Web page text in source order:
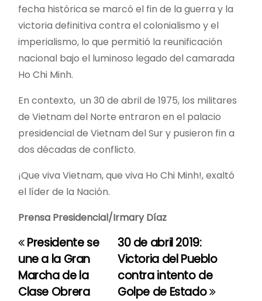
fecha histórica se marcó el fin de la guerra y la
victoria definitiva contra el colonialismo y el
imperialismo, lo que permitió la reunificación
nacional bajo el luminoso legado del camarada
Ho Chi Minh.
En contexto, un 30 de abril de 1975, los militares
de Vietnam del Norte entraron en el palacio
presidencial de Vietnam del Sur y pusieron fin a
dos décadas de conflicto.
¡Que viva Vietnam, que viva Ho Chi Minh!, exaltó
el líder de la Nación.
Prensa Presidencial/Irmary Díaz
N
a
v
30 de abril 2019:
Victoria del Pueblo
contra intento de
Golpe de Estado
Presidente se
une a la Gran
Marcha de la
Clase Obrera